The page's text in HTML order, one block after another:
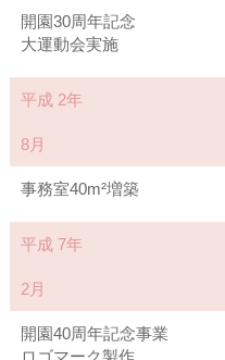
開園30周年記念
大運動会実施
平成 2年
8月
事務室40m²増築
平成 7年
2月
開園40周年記念事業
ロゴマーク製作